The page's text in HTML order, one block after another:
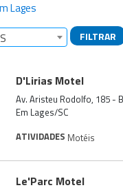
Lages
FILTRAR
D'Lirias Motel
Av. Aristeu Rodolfo, 185 -
Em Lages/SC
ATIVIDADES Motéis
Le'Parc Motel